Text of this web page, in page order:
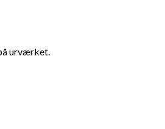
urværket.